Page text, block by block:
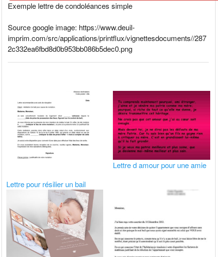
Exemple lettre de condoléances simple
Source google image: https://www.deuil-
imprim.com/src/applications/printflux/vignettesdocuments//287
2c332ea6fbd8d0b953bb086b5dec0.png
Lettre pour résilier un bail
Lettre d amour pour une amie